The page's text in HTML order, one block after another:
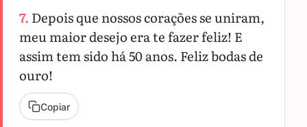
7. Depois que nossos corações se uniram,
meu maior desejo era te fazer feliz! E
assim tem sido há 50 anos. Feliz bodas de
ouro!
Copiar